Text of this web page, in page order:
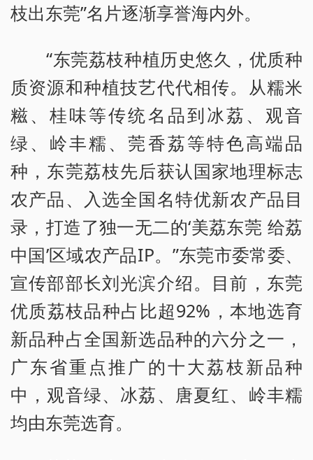
枝出东莞”名片逐渐享誉海内外。
“东莞荔枝种植历史悠久，优质种
质资源和种植技艺代代相传。从糯米
糍、桂味等传统名品到冰荔、观音
绿、岭丰糯、莞香荔等特色高端品
种，东莞荔枝先后获认国家地理标志
农产品、入选全国名特优新农产品目
录，打造了独一无二的‘美荔东莞 给荔
中国’区域农产品IP。”东莞市委常委、
宣传部部长刘光滨介绍。目前，东莞
优质荔枝品种占比超92%，本地选育
新品种占全国新选品种的六分之一，
广东省重点推广的十大荔枝新品种
中，观音绿、冰荔、唐夏红、岭丰糯
均由东莞选育。